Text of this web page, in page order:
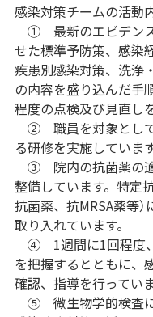
感染対策チームの活動
① 最新のエビデンス
せた標準予防策、感染
疾患別感染対策、洗浄
の内容を盛り込んだ手
程度の点検及び見直し
② 職員を対象として
る研修を実施しています
③ 院内の抗菌薬の適
整備しています。特定
抗菌薬、抗MRSA薬等
取り入れています。
④ 1週間に1回程度、
を把握するとともに、
確認、指導を行っていま
⑤ 微生物学的検査に